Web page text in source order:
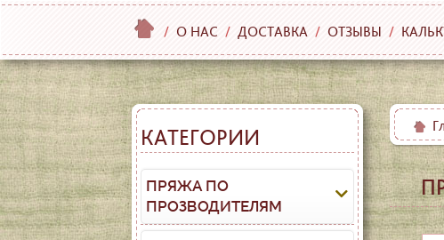
/ О НАС / ДОСТАВКА / ОТЗЫВЫ /
КАТЕГОРИИ
ПРЯЖА ПО
ПРОЗВОДИТЕЛЯМ